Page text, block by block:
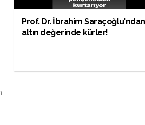
Prof. Dr. İbrahim Saraçoğlu'ndan
altın değerinde kürler!